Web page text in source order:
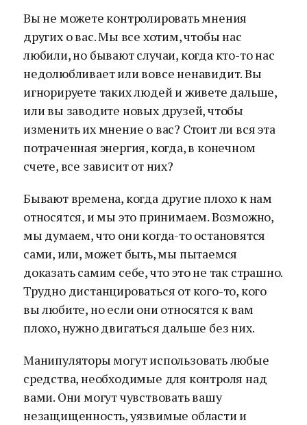
Вы не можете контролировать мнения
других о вас. Мы все хотим, чтобы нас
любили, но бывают случаи, когда кто-то нас
недолюбливает или вовсе ненавидит. Вы
игнорируете таких людей и живете дальше,
или вы заводите новых друзей, чтобы
изменить их мнение о вас? Стоит ли вся эта
потраченная энергия, когда, в конечном
счете, все зависит от них?
Бывают времена, когда другие плохо к нам
относятся, и мы это принимаем. Возможно,
мы думаем, что они когда-то остановятся
сами, или, может быть, мы пытаемся
доказать самим себе, что это не так страшно.
Трудно дистанцироваться от кого-то, кого
вы любите, но если они относятся к вам
плохо, нужно двигаться дальше без них.
Манипуляторы могут использовать любые
средства, необходимые для контроля над
вами. Они могут чувствовать вашу
незащищенность, уязвимые области и